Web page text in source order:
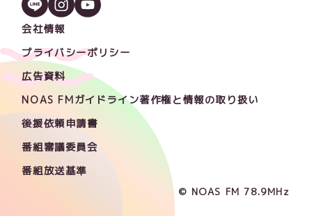
会社情報
プライバシーポリシー
広告資料
NOAS FMガイドライン著作権と情報の取り扱い
後援依頼申請書
番組審議委員会
番組放送基準
© NOAS FM 78.9MHz